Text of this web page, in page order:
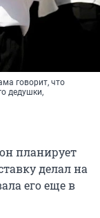
говорит, что
дедушки,
планирует
делал на
его еще в